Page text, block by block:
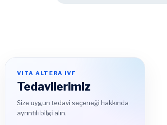
VITA ALTERA IVF
Tedavilerimiz
Size uygun tedavi seçeneği hakkında
ayrıntılı bilgi alın.